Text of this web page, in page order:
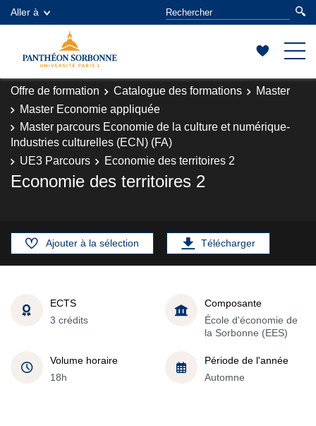
Aller à
Offre de formation Catalogue des formations
Master
Master Economie appliquée
Master parcours Economie de la culture et numérique-
Industries culturelles (ECN) (FA)
UE3 Parcours
Economie des territoires 2
Economie des territoires 2
Ajouter à la sélection Télécharger
ECTS
3 crédits
Composante
École d'économie de
la Sorbonne (EES)
Volume horaire
18h
Période de l'année
Automne